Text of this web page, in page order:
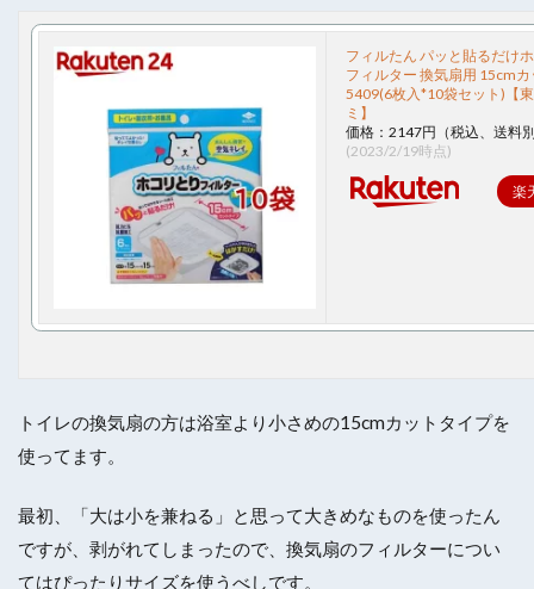
フィルたん パッと貼るだけ
フィルター 換気扇用 15cm
5409(6枚入*10袋セット)【
ミ】
価格：2147円（税込、送料
(2023/2/19時点)
楽
トイレの換気扇の方は浴室より小さめの15cmカットタイプを
使ってます。
最初、「大は小を兼ねる」と思って大きめなものを使ったん
ですが、剥がれてしまったので、換気扇のフィルターについ
てはぴったりサイズを使うべしです。